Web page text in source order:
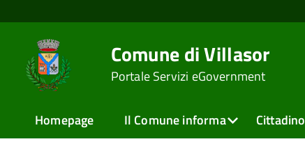
Comune di Villasor
Portale Servizi eGovernment
Homepage Il Comune informa Cittadino